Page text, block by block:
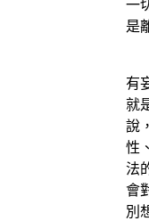
一
是
有
就
說
性
法
會
別